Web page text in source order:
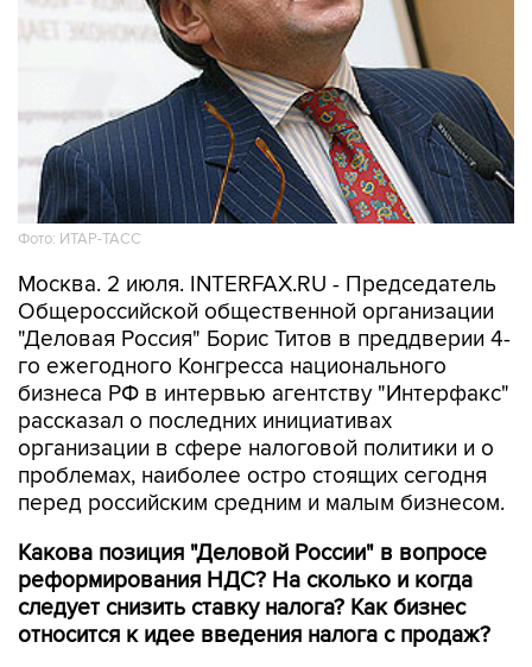
Фото: ИТАР-ТАСС
Москва. 2 июля. INTERFAX.RU - Председатель
Общероссийской общественной организации
"Деловая Россия" Борис Титов в преддверии 4-
го ежегодного Конгресса национального
бизнеса РФ в интервью агентству "Интерфакс"
рассказал о последних инициативах
организации в сфере налоговой политики и о
проблемах, наиболее остро стоящих сегодня
перед российским средним и малым бизнесом.
Какова позиция "Деловой России" в вопросе
реформирования НДС? На сколько и когда
следует снизить ставку налога? Как бизнес
относится к идее введения налога с продаж?